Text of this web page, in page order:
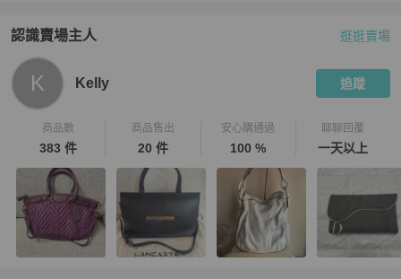
認識賣場主人
PopChill 拍拍圈嚴選賣家
逛逛賣場
K Kelly 追蹤
商品數
383 件
商品售出
20 件
安心購通過
100 %
聊聊回覆
一天以上